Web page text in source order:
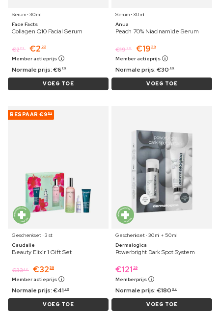
Serum ⋅ 30 ml
Face Facts
Collagen Q10 Facial Serum
€229 €2 22
Member actieprijs
Normale prijs:€6 29
VOEG TOE
Serum ⋅ 30 ml
Anua
Peach 70% Niacinamide Serum
€19 99 €19 39
Member actieprijs
Normale prijs:€30 99
VOEG TOE
BESPAAR €9 60
Geschenkset ⋅ 3 st
Caudalie
Beauty Elixir 1 Gift Set
€3339 €32 39
Member actieprijs
Normale prijs:€41 99
VOEG TOE
Geschenkset ⋅ 30 ml + 50 ml
Dermalogica
Powerbright Dark Spot System
€121 29
Memberprijs
Normale prijs:€180 99
VOEG TOE